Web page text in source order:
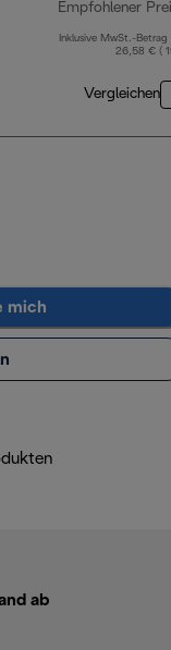
Empfohlener
Inklusive MwSt.-Betrag
26,58 € (
Vergleichen
mich
ab